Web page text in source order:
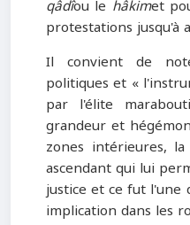
qâdîou le hâkimet
protestations
Il convient de
politiques et «
par l'élite
grandeur et
zones intérieures,
ascendant qui lui
justice et ce fut l'une
implication dans les